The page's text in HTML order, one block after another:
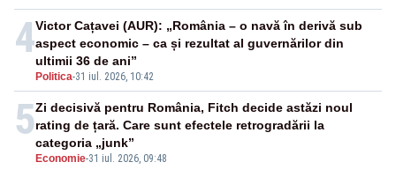
4
Politica-31 iul. 2026, 10:42
Victor Cațavei (AUR): „România – o navă în derivă sub
aspect economic – ca și rezultat al guvernărilor din
ultimii 36 de ani”
5
Economie-31 iul. 2026, 09:48
Zi decisivă pentru România, Fitch decide astăzi noul
rating de țară. Care sunt efectele retrogradării la
categoria „junk”